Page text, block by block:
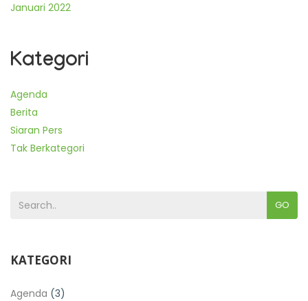
Januari 2022
Kategori
Agenda
Berita
Siaran Pers
Tak Berkategori
GO
KATEGORI
Agenda (3)